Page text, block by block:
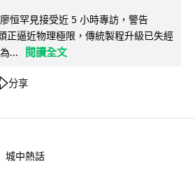
恒罕見接受近 5 小時專訪，警告
正逼近物理極限，傳統製程升級已失經
...
閱讀全文
分享
城中熱話